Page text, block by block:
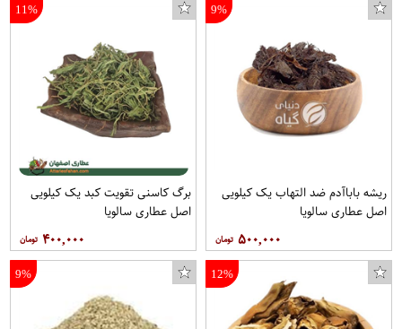
9%
ریشه باباآدم ضد التهاب یک کیلویی
اصل عطاری سالویا
۵۰۰,۰۰۰
11%
برگ کاسنی تقویت کبد یک کیلویی
اصل عطاری سالویا
۴۰۰,۰۰۰
12%
9%